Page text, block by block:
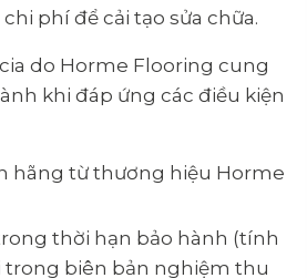
phí để cải tạo sửa chữa.
do Horme Flooring cung
khi đáp ứng các điều kiện
hãng từ thương hiệu Horme
thời hạn bảo hành (tính
biên bản nghiệm thu